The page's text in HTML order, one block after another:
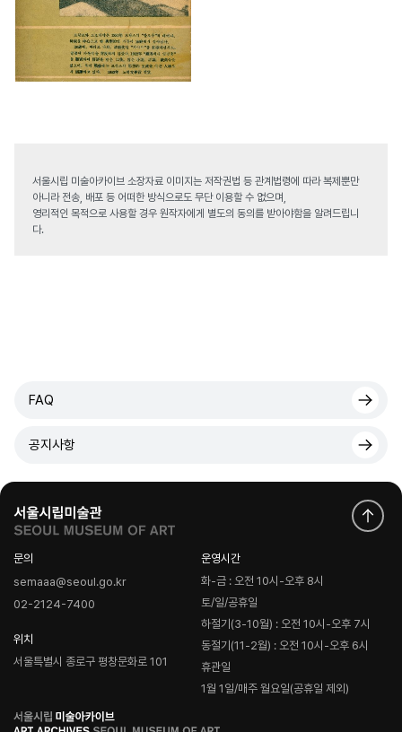
서울시립 미술아카이브 소장자료 이미지는 저작권법 등 관계법령에 따라 복제뿐만
아니라 전송, 배포 등 어떠한 방식으로도 무단 이용할 수 없으며,
영리적인 목적으로 사용할 경우 원작자에게 별도의 동의를 받아야함을 알려드립니
다.
FAQ
공지사항
문의
semaaa@seoul.go.kr
02-2124-7400
위치
서울특별시 종로구 평창문화로 101
운영시간
화-금 : 오전 10시-오후 8시
토/일/공휴일
하절기(3-10월) : 오전 10시-오후 7시
동절기(11-2월) : 오전 10시-오후 6시
휴관일
1월 1일/매주 월요일(공휴일 제외)
로
고